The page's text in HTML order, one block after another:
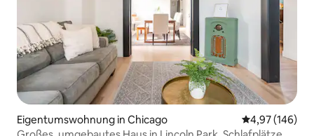
Eigentumswohnung in Chicago
4,97 (146)